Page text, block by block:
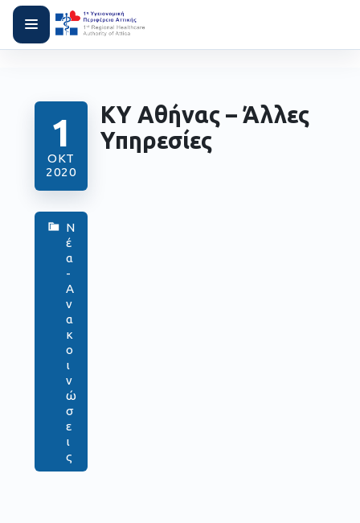
1
ΟΚΤ
2020
Ν
έ
α
-
Α
ν
α
κ
ο
ι
ν
ώ
σ
ε
ι
ς
ΚΥ Αθήνας – Άλλες
Υπηρεσίες